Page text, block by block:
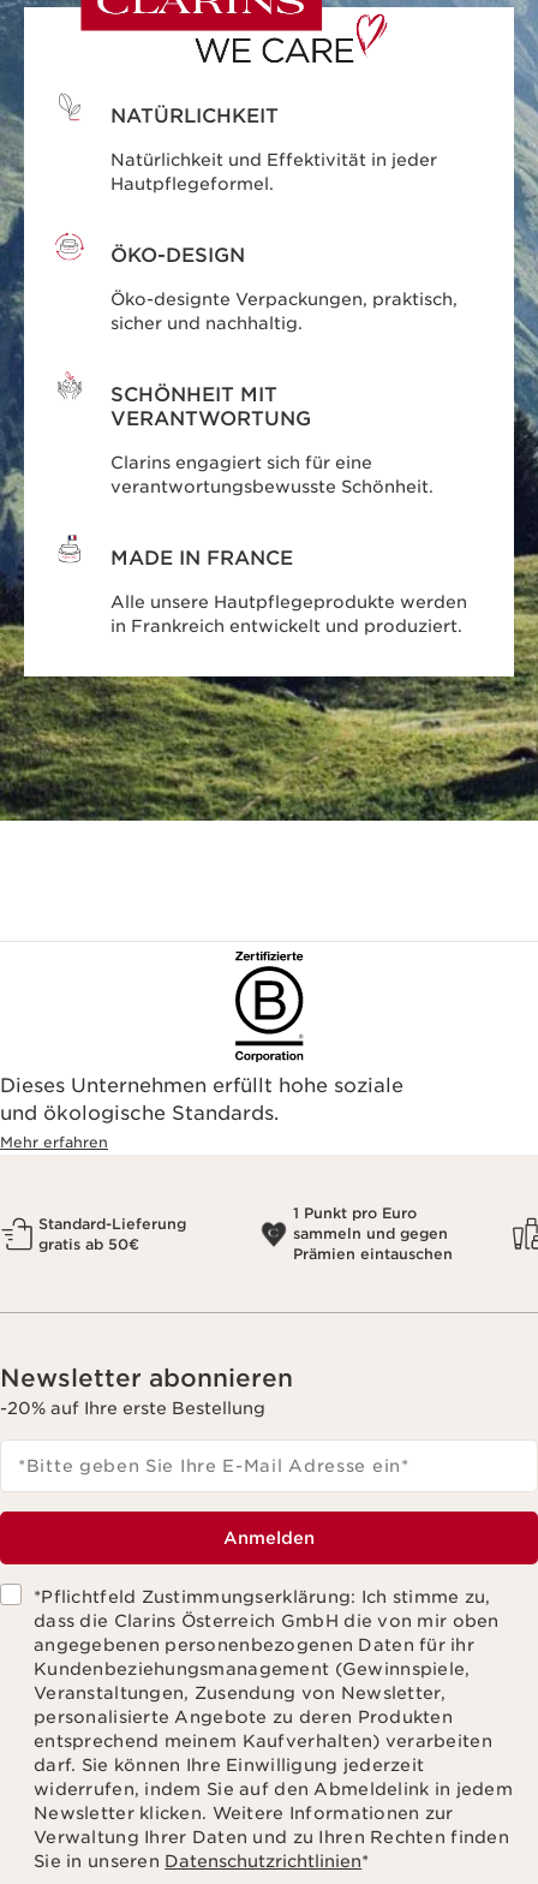
NATÜRLICHKEIT
Natürlichkeit und Effektivität in jeder
Hautpflegeformel.
ÖKO-DESIGN
Öko-designte Verpackungen, praktisch,
sicher und nachhaltig.
SCHÖNHEIT MIT
VERANTWORTUNG
Clarins engagiert sich für eine
verantwortungsbewusste Schönheit.
MADE IN FRANCE
Alle unsere Hautpflegeprodukte werden
in Frankreich entwickelt und produziert.
Dieses Unternehmen erfüllt hohe soziale
und ökologische Standards.
Mehr erfahren
Standard-Lieferung
gratis ab 50€
1 Punkt pro Euro
sammeln und gegen
Prämien eintauschen
Newsletter abonnieren
-20% auf Ihre erste Bestellung
*Bitte geben Sie Ihre E-Mail Adresse ein*
Anmelden
*Pflichtfeld Zustimmungserklärung: Ich stimme zu,
dass die Clarins Österreich GmbH die von mir oben
angegebenen personenbezogenen Daten für ihr
Kundenbeziehungsmanagement (Gewinnspiele,
Veranstaltungen, Zusendung von Newsletter,
personalisierte Angebote zu deren Produkten
entsprechend meinem Kaufverhalten) verarbeiten
darf. Sie können Ihre Einwilligung jederzeit
widerrufen, indem Sie auf den Abmeldelink in jedem
Newsletter klicken. Weitere Informationen zur
Verwaltung Ihrer Daten und zu Ihren Rechten finden
Sie in unseren Datenschutzrichtlinien*